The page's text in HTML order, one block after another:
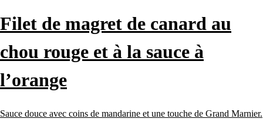
Filet de magret de canard au
chou rouge et à la sauce à
l’orange
Sauce douce avec coins de mandarine et une touche de Grand Marnier.